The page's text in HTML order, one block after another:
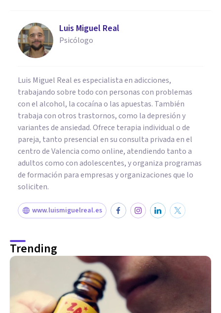
Luis Miguel Real
Psicólogo
Luis Miguel Real es especialista en adicciones,
trabajando sobre todo con personas con problemas
con el alcohol, la cocaína o las apuestas. También
trabaja con otros trastornos, como la depresión y
variantes de ansiedad. Ofrece terapia individual o de
pareja, tanto presencial en su consulta privada en el
centro de Valencia como online, atendiendo tanto a
adultos como con adolescentes, y organiza programas
de formación para empresas y organizaciones que lo
soliciten.
www.luismiguelreal.es
Trending